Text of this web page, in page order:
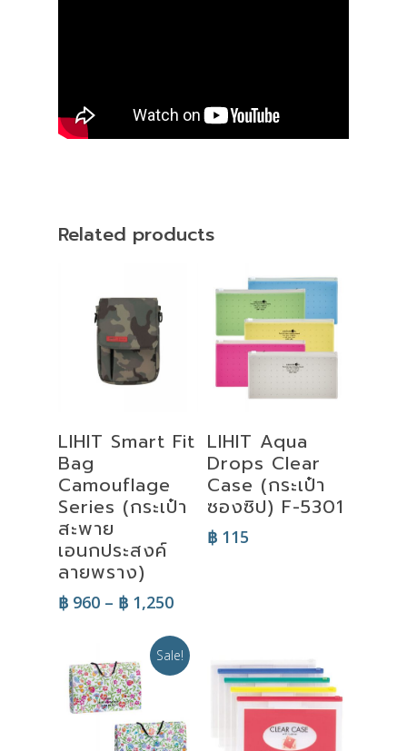
Related products
Select
Options
LIHIT Smart Fit
Bag
Camouflage
Series (กระเป๋า
สะพาย
เอนกประสงค์
ลายพราง)
฿ 960 – ฿ 1,250Price
฿ 960
through
฿ 1,250
Select
Options
LIHIT Aqua
Drops Clear
Case (กระเป๋า
ซองซิป) F-5301
฿115
Sale!